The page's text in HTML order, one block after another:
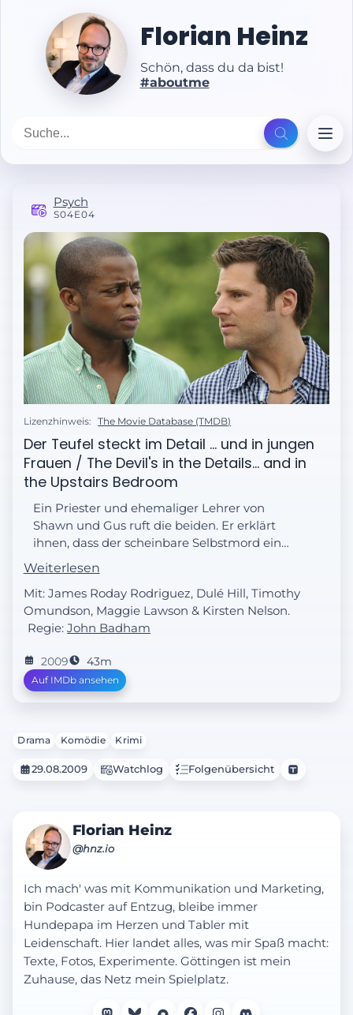
Florian Heinz
Schön, dass du da bist!
#aboutme
Psych
S04E04
Lizenzhinweis: The Movie Database (TMDB)
Der Teufel steckt im Detail ... und in jungen
Frauen / The Devil's in the Details... and in
the Upstairs Bedroom
Ein Priester und ehemaliger Lehrer von
Shawn und Gus ruft die beiden. Er erklärt
ihnen, dass der scheinbare Selbstmord einer
Studentin das Werk des Teufels war.
Weiterlesen
Mit: James Roday Rodriguez, Dulé Hill, Timothy
Omundson, Maggie Lawson & Kirsten Nelson.
Regie:John Badham
2009 43m
Auf IMDb ansehen
Drama Komödie Krimi
29.08.2009 Watchlog Folgenübersicht
Florian Heinz
@hnz.io
Ich mach' was mit Kommunikation und Marketing,
bin Podcaster auf Entzug, bleibe immer
Hundepapa im Herzen und Tabler mit
Leidenschaft. Hier landet alles, was mir Spaß macht:
Texte, Fotos, Experimente. Göttingen ist mein
Zuhause, das Netz mein Spielplatz.